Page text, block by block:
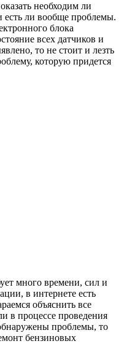
необходим ли
есть ли вообще проблемы.
блока
всех датчиков и
то не стоит и лезть
которую придется
автомобилей
у каждого, а в
две машины. Приобретая
же, значительно
занимает меньше